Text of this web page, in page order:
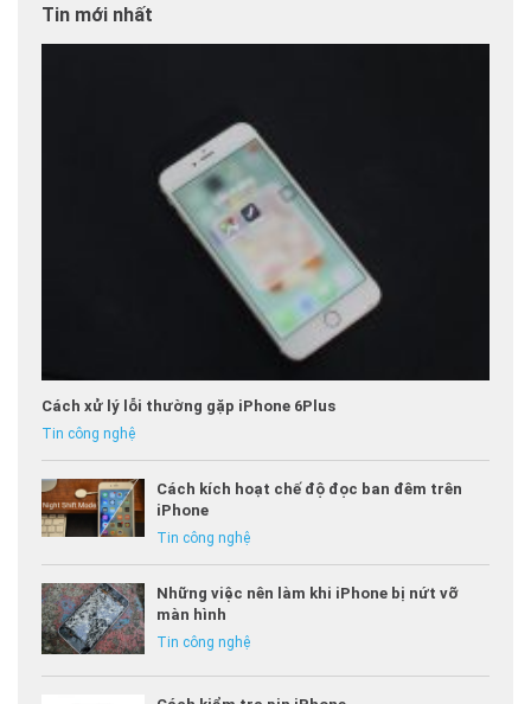
Tin mới nhất
Cách xử lý lỗi thường gặp iPhone 6Plus
Tin công nghệ
Cách kích hoạt chế độ đọc ban đêm trên
iPhone
Tin công nghệ
Những việc nên làm khi iPhone bị nứt vỡ
màn hình
Tin công nghệ